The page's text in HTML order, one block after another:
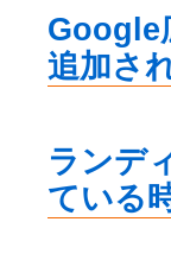
Google
追加さ
ランデ
ている